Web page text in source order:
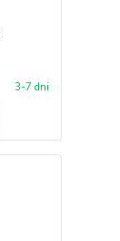
3-7 dni